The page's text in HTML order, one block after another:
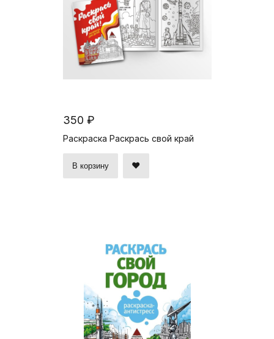
350 ₽
Раскраска Раскрась свой край
В корзину